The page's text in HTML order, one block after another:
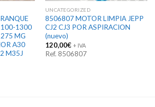
1300
MG
A30
M35J
UNCATEGORIZED
8506807 MOTOR LIMPIA JEPP
CJ2 CJ3 POR ASPIRACION
(nuevo)
120,00€ + IVA
Ref. 8506807